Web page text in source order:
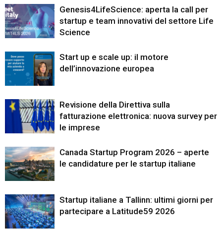
Genesis4LifeScience: aperta la call per
startup e team innovativi del settore Life
Science
Start up e scale up: il motore
dell’innovazione europea
Revisione della Direttiva sulla
fatturazione elettronica: nuova survey per
le imprese
Canada Startup Program 2026 – aperte
le candidature per le startup italiane
Startup italiane a Tallinn: ultimi giorni per
partecipare a Latitude59 2026